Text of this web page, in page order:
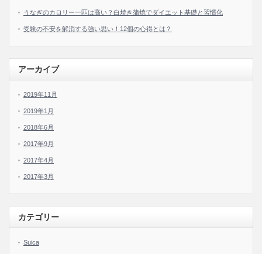
うなぎのカロリー一匹は高い？白焼き蒲焼でダイエット基礎と習慣化
受験の不安を解消する強い思い！12個の心得とは？
アーカイブ
2019年11月
2019年1月
2018年6月
2017年9月
2017年4月
2017年3月
カテゴリー
Suica